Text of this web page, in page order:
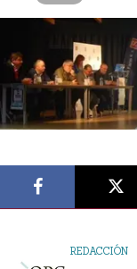
REDACCIÓN